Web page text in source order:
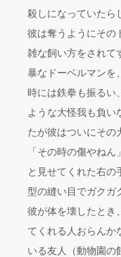
殺しになっていたら
彼は奪うようにその
雑な飼い方をされて
暴なドーベルマンを
時には鉄拳も振るい
ような大怪我も負い
たが彼はついにその
「その時の傷やねん」
と見せてくれた右の
型の縫い目でガクガ
彼が体を壊したとき
てくれる人おらんか
いる友人（動物園の